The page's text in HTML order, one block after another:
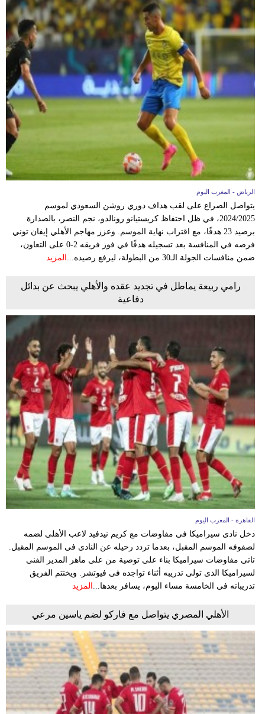
الرياض - المغرب اليوم
يتواصل الصراع على لقب هداف دوري روشن السعودي لموسم
2024/2025، في ظل احتفاظ كريستيانو رونالدو، نجم النصر، بالصدارة
برصيد 23 هدفًا، مع اقتراب نهاية الموسم. وعزز مهاجم الأهلي إيفان توني
فرصه في المنافسة بعد تسجيله هدفًا في فوز فريقه 2-0 على التعاون،
ضمن منافسات الجولة الـ30 من البطولة، ليرفع رصيده...
المزيد
رامي ربيعة يماطل في تجديد عقده والأهلي يبحث عن بدائل
دفاعية
القاهرة - المغرب اليوم
دخل نادى سيراميكا فى مفاوضات مع كريم نيدفيد لاعب الأهلى لضمه
لصفوفه الموسم المقبل، بعدما تردد رحيله عن النادى فى الموسم المقبل.
تاتى مفاوضات سيراميكا بناء على توصية من على ماهر المدير الفنى
لسيراميكا الذى تولى تدريبه أثناء تواجده فى فيوتشر. ويختتم الفريق
تدريباته فى الخامسة مساء اليوم، يسافر بعدها... المزيد
الأهلي المصري يتواصل مع فاركو لضم ياسين مرعي